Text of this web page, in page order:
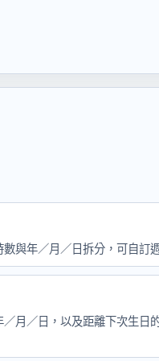
與年／月／日拆分，可自訂
月／日，以及距離下次生